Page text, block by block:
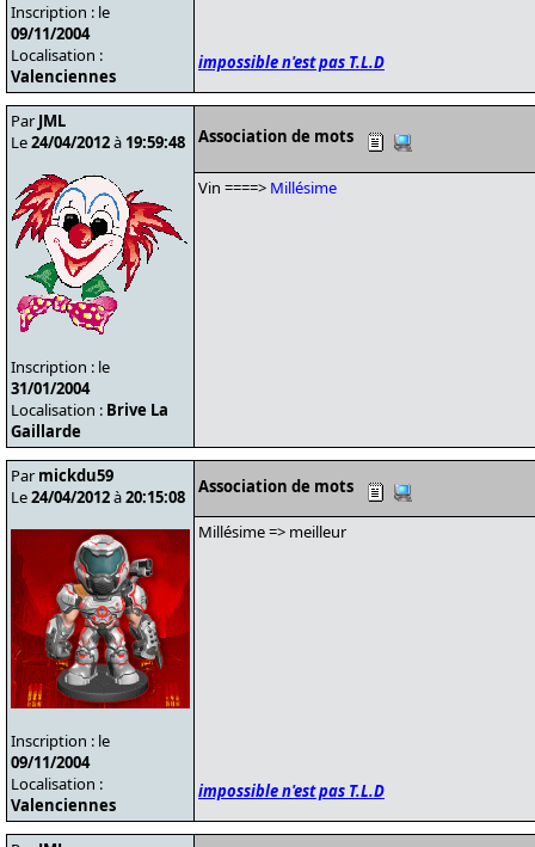
Inscription : le
09/11/2004
Localisation :
Valenciennes
impossible n'est pas T.L.D
Par JML
Le24/04/2012à 19:59:48
Inscription : le
31/01/2004
Localisation : Brive La
Gaillarde
Association de mots
Vin ====> Millésime
Par mickdu59
Le24/04/2012à20:15:08
Inscription : le
09/11/2004
Localisation :
Valenciennes
Association de mots
Millésime => meilleur
impossible n'est pas T.L.D